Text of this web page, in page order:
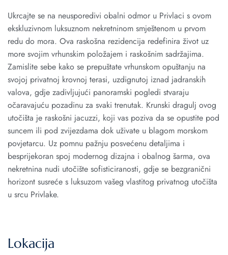
Ukrcajte se na neusporedivi obalni odmor u Privlaci s ovom
ekskluzivnom luksuznom nekretninom smještenom u prvom
redu do mora. Ova raskošna rezidencija redefinira život uz
more svojim vrhunskim položajem i raskošnim sadržajima.
Zamislite sebe kako se prepuštate vrhunskom opuštanju na
svojoj privatnoj krovnoj terasi, uzdignutoj iznad jadranskih
valova, gdje zadivljujući panoramski pogledi stvaraju
očaravajuću pozadinu za svaki trenutak. Krunski dragulj ovog
utočišta je raskošni jacuzzi, koji vas poziva da se opustite pod
suncem ili pod zvijezdama dok uživate u blagom morskom
povjetarcu. Uz pomnu pažnju posvećenu detaljima i
besprijekoran spoj modernog dizajna i obalnog šarma, ova
nekretnina nudi utočište sofisticiranosti, gdje se bezgranični
horizont susreće s luksuzom vašeg vlastitog privatnog utočišta
u srcu Privlake.
Lokacija